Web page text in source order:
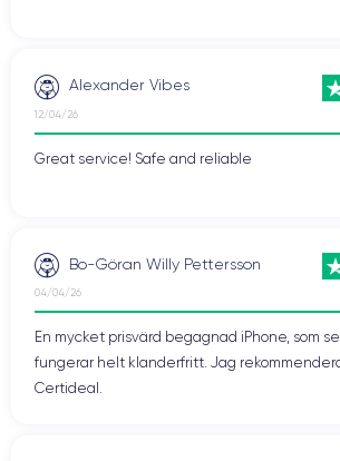
Alexander Vibes
12/04/26
Great service! Safe and reliable
Bo-Göran Willy Pettersson
04/04/26
En mycket prisvärd begagnad iPhone, som
fungerar helt klanderfritt. Jag
Certideal.